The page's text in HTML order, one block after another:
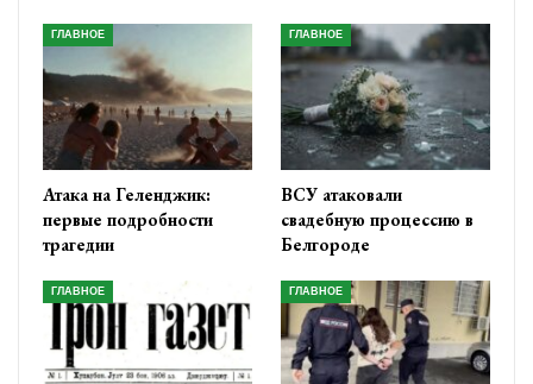
ГЛАВНОЕ
Атака на Геленджик:
первые подробности
трагедии
ГЛАВНОЕ
ВСУ атаковали
свадебную процессию в
Белгороде
ГЛАВНОЕ ГЛАВНОЕ